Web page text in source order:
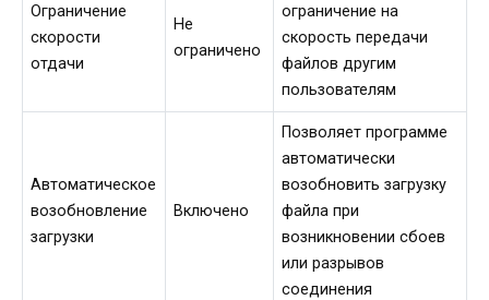
Ограничение
скорости
отдачи
Не
ограничено
ограничение на
скорость передачи
файлов другим
пользователям
Автоматическое
возобновление
загрузки
Включено
Позволяет программе
автоматически
возобновить загрузку
файла при
возникновении сбоев
или разрывов
соединения